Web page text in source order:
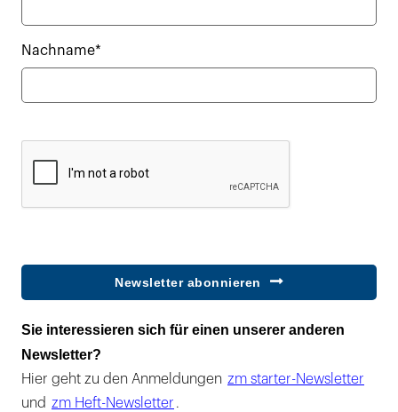
Nachname*
Newsletter abonnieren
Sie interessieren sich für einen unserer anderen
Newsletter?
Hier geht zu den Anmeldungen zm starter-Newsletter
und zm Heft-Newsletter .